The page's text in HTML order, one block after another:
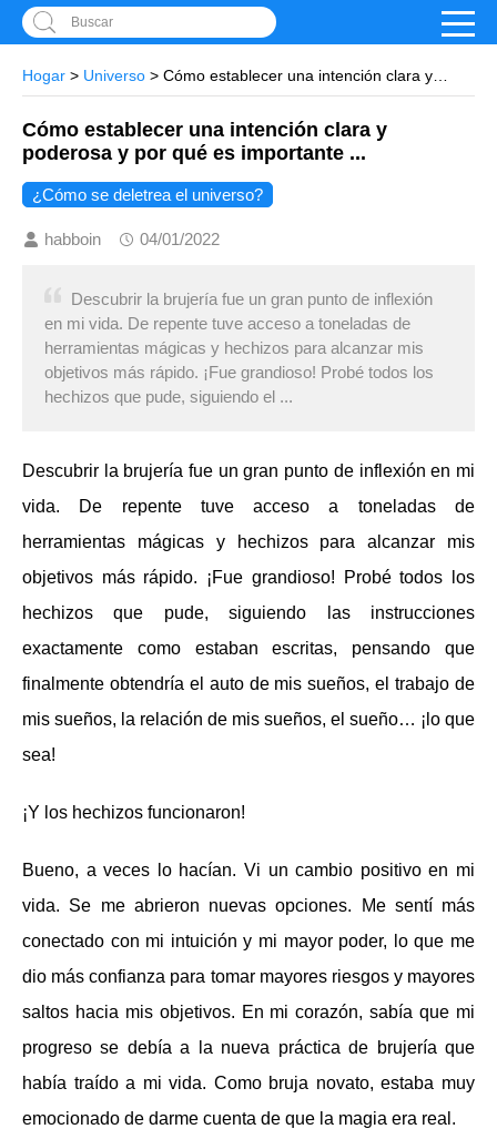
Buscar
Hogar > Universo
poderosa y por qué es importante ...
Cómo establecer una intención clara y
poderosa y por qué es importante ...
¿Cómo se deletrea el universo?
habboin 04/01/2022
Descubrir la brujería fue un gran punto de inflexión
en mi vida. De repente tuve acceso a toneladas de
herramientas mágicas y hechizos para alcanzar mis
objetivos más rápido. ¡Fue grandioso! Probé todos los
hechizos que pude, siguiendo el ...
Descubrir la brujería fue un gran punto de inflexión en mi
vida. De repente tuve acceso a toneladas de
herramientas mágicas y hechizos para alcanzar mis
objetivos más rápido. ¡Fue grandioso! Probé todos los
hechizos que pude, siguiendo las instrucciones
exactamente como estaban escritas, pensando que
finalmente obtendría el auto de mis sueños, el trabajo de
mis sueños, la relación de mis sueños, el sueño… ¡lo que
sea!
¡Y los hechizos funcionaron!
Bueno, a veces lo hacían. Vi un cambio positivo en mi
vida. Se me abrieron nuevas opciones. Me sentí más
conectado con mi intuición y mi mayor poder, lo que me
dio más confianza para tomar mayores riesgos y mayores
saltos hacia mis objetivos. En mi corazón, sabía que mi
progreso se debía a la nueva práctica de brujería que
había traído a mi vida. Como bruja novato, estaba muy
emocionado de darme cuenta de que la magia era real.